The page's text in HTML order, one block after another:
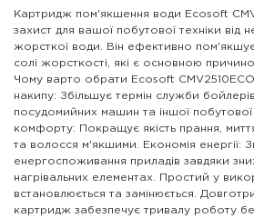
Картридж пом'якшення води Ecosoft
захист для вашої побутової техніки від
жорсткої води. Він ефективно
солі жорсткості, які є основною
Чому варто обрати Ecosoft
накипу: Збільшує термін служби
посудомийних машин та іншої
комфорту: Покращує якість прання,
та волосся м'якшими. Економія енергії:
енергоспоживання приладів завдяки
нагрівальних елементах. Простий у
встановлюється та замінюється.
картридж забезпечує тривалу роботу